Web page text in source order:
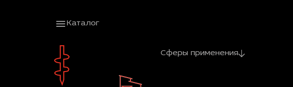
Каталог
Сферы применения